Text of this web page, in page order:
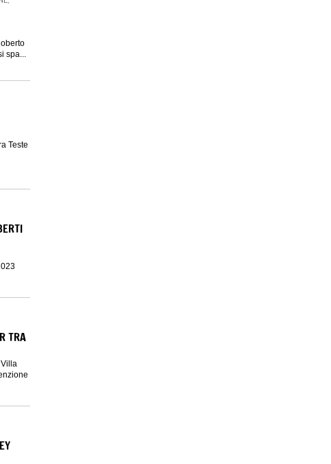
Teste
TRA